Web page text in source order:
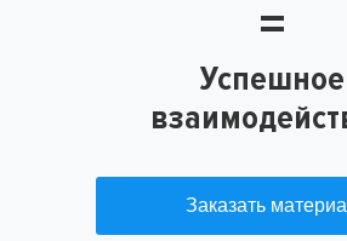
=
Успешное
Заказать